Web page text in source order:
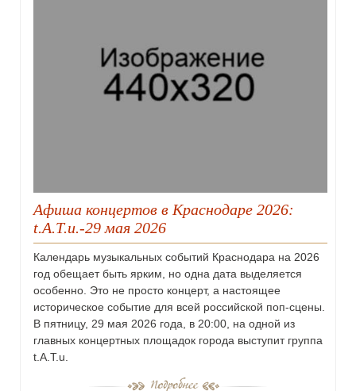
Афиша концертов в Краснодаре 2026:
t.A.T.u.-29 мая 2026
Календарь музыкальных событий Краснодара на 2026
год обещает быть ярким, но одна дата выделяется
особенно. Это не просто концерт, а настоящее
историческое событие для всей российской поп-сцены.
В пятницу, 29 мая 2026 года, в 20:00, на одной из
главных концертных площадок города выступит группа
t.A.T.u.